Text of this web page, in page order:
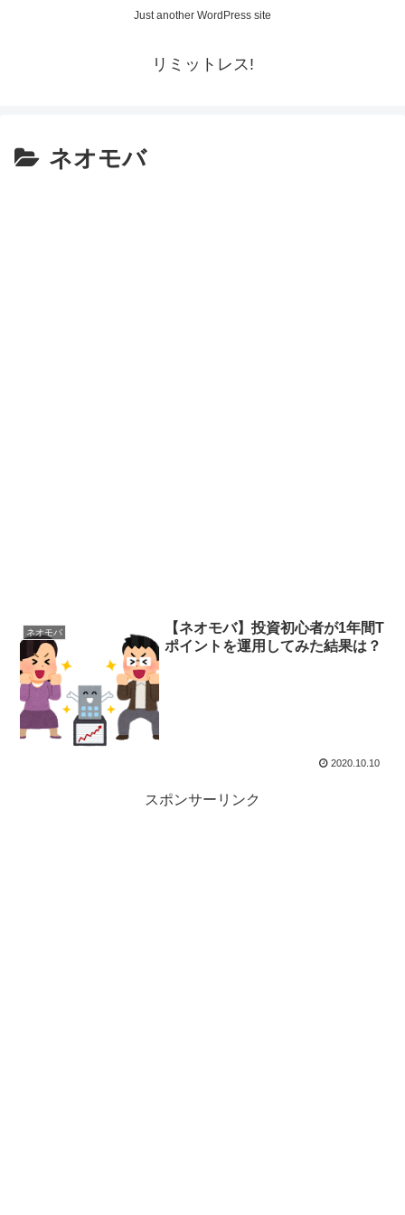
Just another WordPress site
リミットレス!
ネオモバ
ネオモバ
【ネオモバ】投資初心者が1年間T
ポイントを運用してみた結果は？
2020.10.10
スポンサーリンク